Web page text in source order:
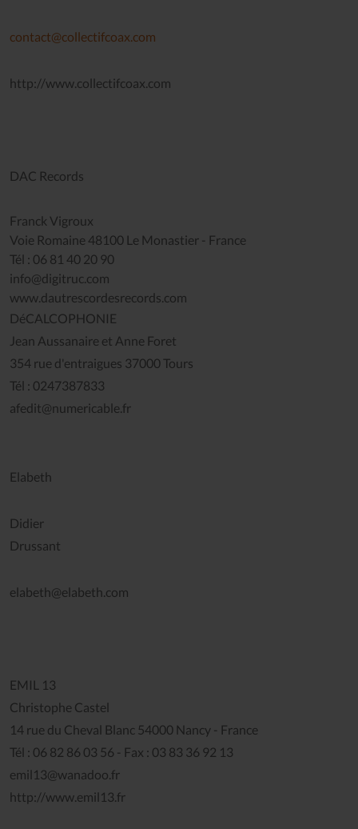
contact@collectifcoax.com
http://www.collectifcoax.com
DAC Records
Franck Vigroux
Voie Romaine 48100 Le Monastier - France
Tél : 06 81 40 20 90
info@digitruc.com
www.dautrescordesrecords.com
DéCALCOPHONIE
Jean Aussanaire et Anne Foret
354 rue d'entraigues 37000 Tours
Tél : 0247387833
afedit@numericable.fr
Didier
Drussant
elabeth@elabeth.com
EMIL 13
Christophe Castel
14 rue du Cheval Blanc 54000 Nancy - France
Tél : 06 82 86 03 56 - Fax : 03 83 36 92 13
emil13@wanadoo.fr
http://www.emil13.fr